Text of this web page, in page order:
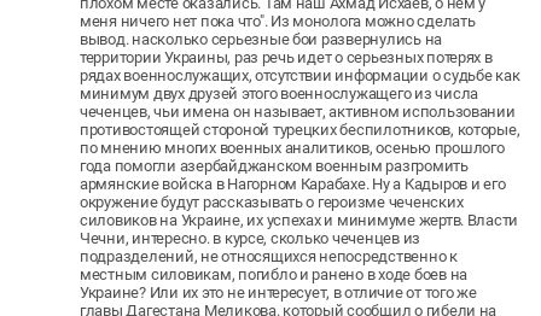
меня ничего нет пока что". Из монолога можно сделать
вывод. насколько серьезные бои развернулись на
территории Украины, раз речь идет о серьезных потерях в
рядах военнослужащих, отсутствии информации о судьбе как
минимум двух друзей этого военнослужащего из числа
чеченцев, чьи имена он называет, активном использовании
противостоящей стороной турецких беспилотников, которые,
по мнению многих военных аналитиков, осенью прошлого
года помогли азербайджанском военным разгромить
армянские войска в Нагорном Карабахе. Ну а Кадыров и его
окружение будут рассказывать о героизме чеченских
силовиков на Украине, их успехах и минимуме жертв. Власти
Чечни, интересно. в курсе, сколько чеченцев из
подразделений, не относящихся непосредственно к
местным силовикам, погибло и ранено в ходе боев на
Украине? Или их это не интересует, в отличие от того же
главы Дагестана Меликова. который сообщил о гибели на